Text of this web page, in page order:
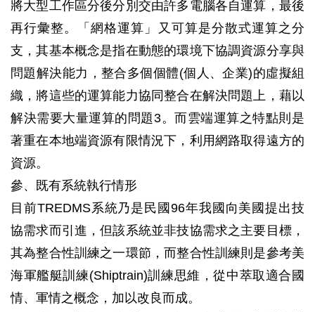
將大型工作區分後分別交由許多電腦各自運算，最後
再行彙整。「網格運算」又可算是分散式運算之分
支，其基本概念是指在動態的環境下協調資源分享與
問題解決能力，整合多個個體(個人、企業)的虛擬組
織，將這些的運算能力協同整合在解決問題上，藉以
解決需要大量運算的問題3。而雲端運算之特點則是
著重在本地端資源有限情況下，利用網路取得遠方的
資源。
參、既有系統執行情形
目前TREDMS系統乃是民國96年我國向美國提出技
協需求而引進，但該系統並非技協需求之主要目標，
其為整合性訓練之一環節，而整合性訓練則是參考美
海軍艦艇訓練(Shiptrain)訓練思維，從中萃取適合國
情、軍情之概念，加以改良而成。